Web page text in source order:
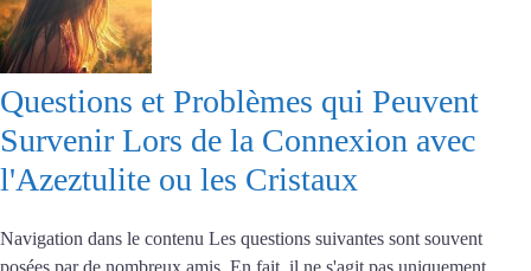
Questions et Problèmes qui Peuvent
Survenir Lors de la Connexion avec
l'Azeztulite ou les Cristaux
Navigation dans le contenu Les questions suivantes sont souvent
posées par de nombreux amis. En fait, il ne s'agit pas uniquement